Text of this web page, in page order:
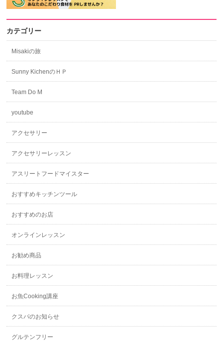
カテゴリー
Misakiの旅
Sunny KichenのＨＰ
Team Do M
youtube
アクセサリー
アクセサリーレッスン
アスリートフードマイスター
おすすめキッチンツール
おすすめのお店
オンラインレッスン
お勧め商品
お料理レッスン
お魚Cooking講座
クスパのお知らせ
グルテンフリー